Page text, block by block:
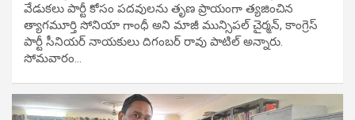
వేడుక‌లు పార్టీ కోసం ప‌ద‌వుల‌ను తృణ ప్రాయంగా త్య‌జించిన
త్యాగమూర్తి సోనియా గాంధీ అని మాజీ మున్సిప‌ల్ చైర్మ‌న్, కాంగ్రెస్
పార్టీ సీనియ‌ర్ నాయ‌కులు దిగంబ‌ర్ రావు పాటిల్ అన్నారు.
సోమవారం…